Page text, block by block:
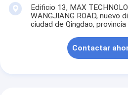
Edificio 13, MAX
WANGJIANG ROAD, nuevo
ciudad de Qingdao,
Contactar